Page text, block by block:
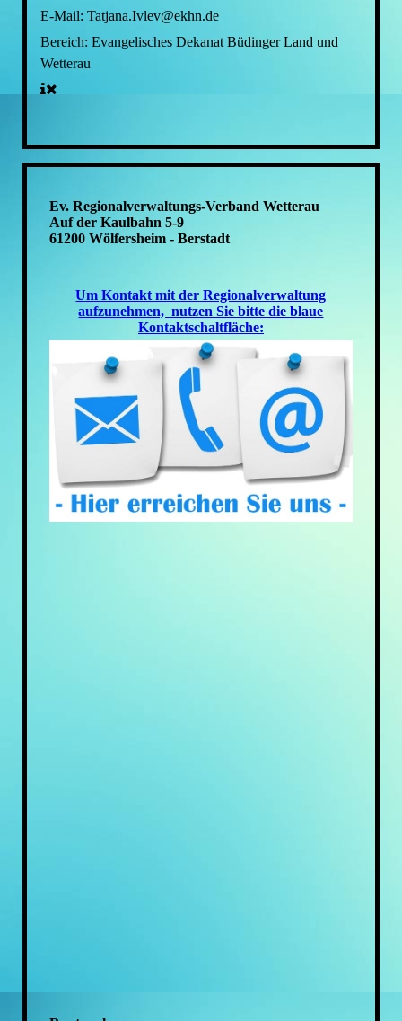
E-Mail: Tatjana.Ivlev@ekhn.de
Bereich: Evangelisches Dekanat Büdinger Land und
Wetterau
Ev. Regionalverwaltungs-Verband Wetterau
Auf der Kaulbahn 5-9
61200 Wölfersheim - Berstadt
Um Kontakt mit der Regionalverwaltung
aufzunehmen, nutzen Sie bitte die blaue
Kontaktschaltfläche: